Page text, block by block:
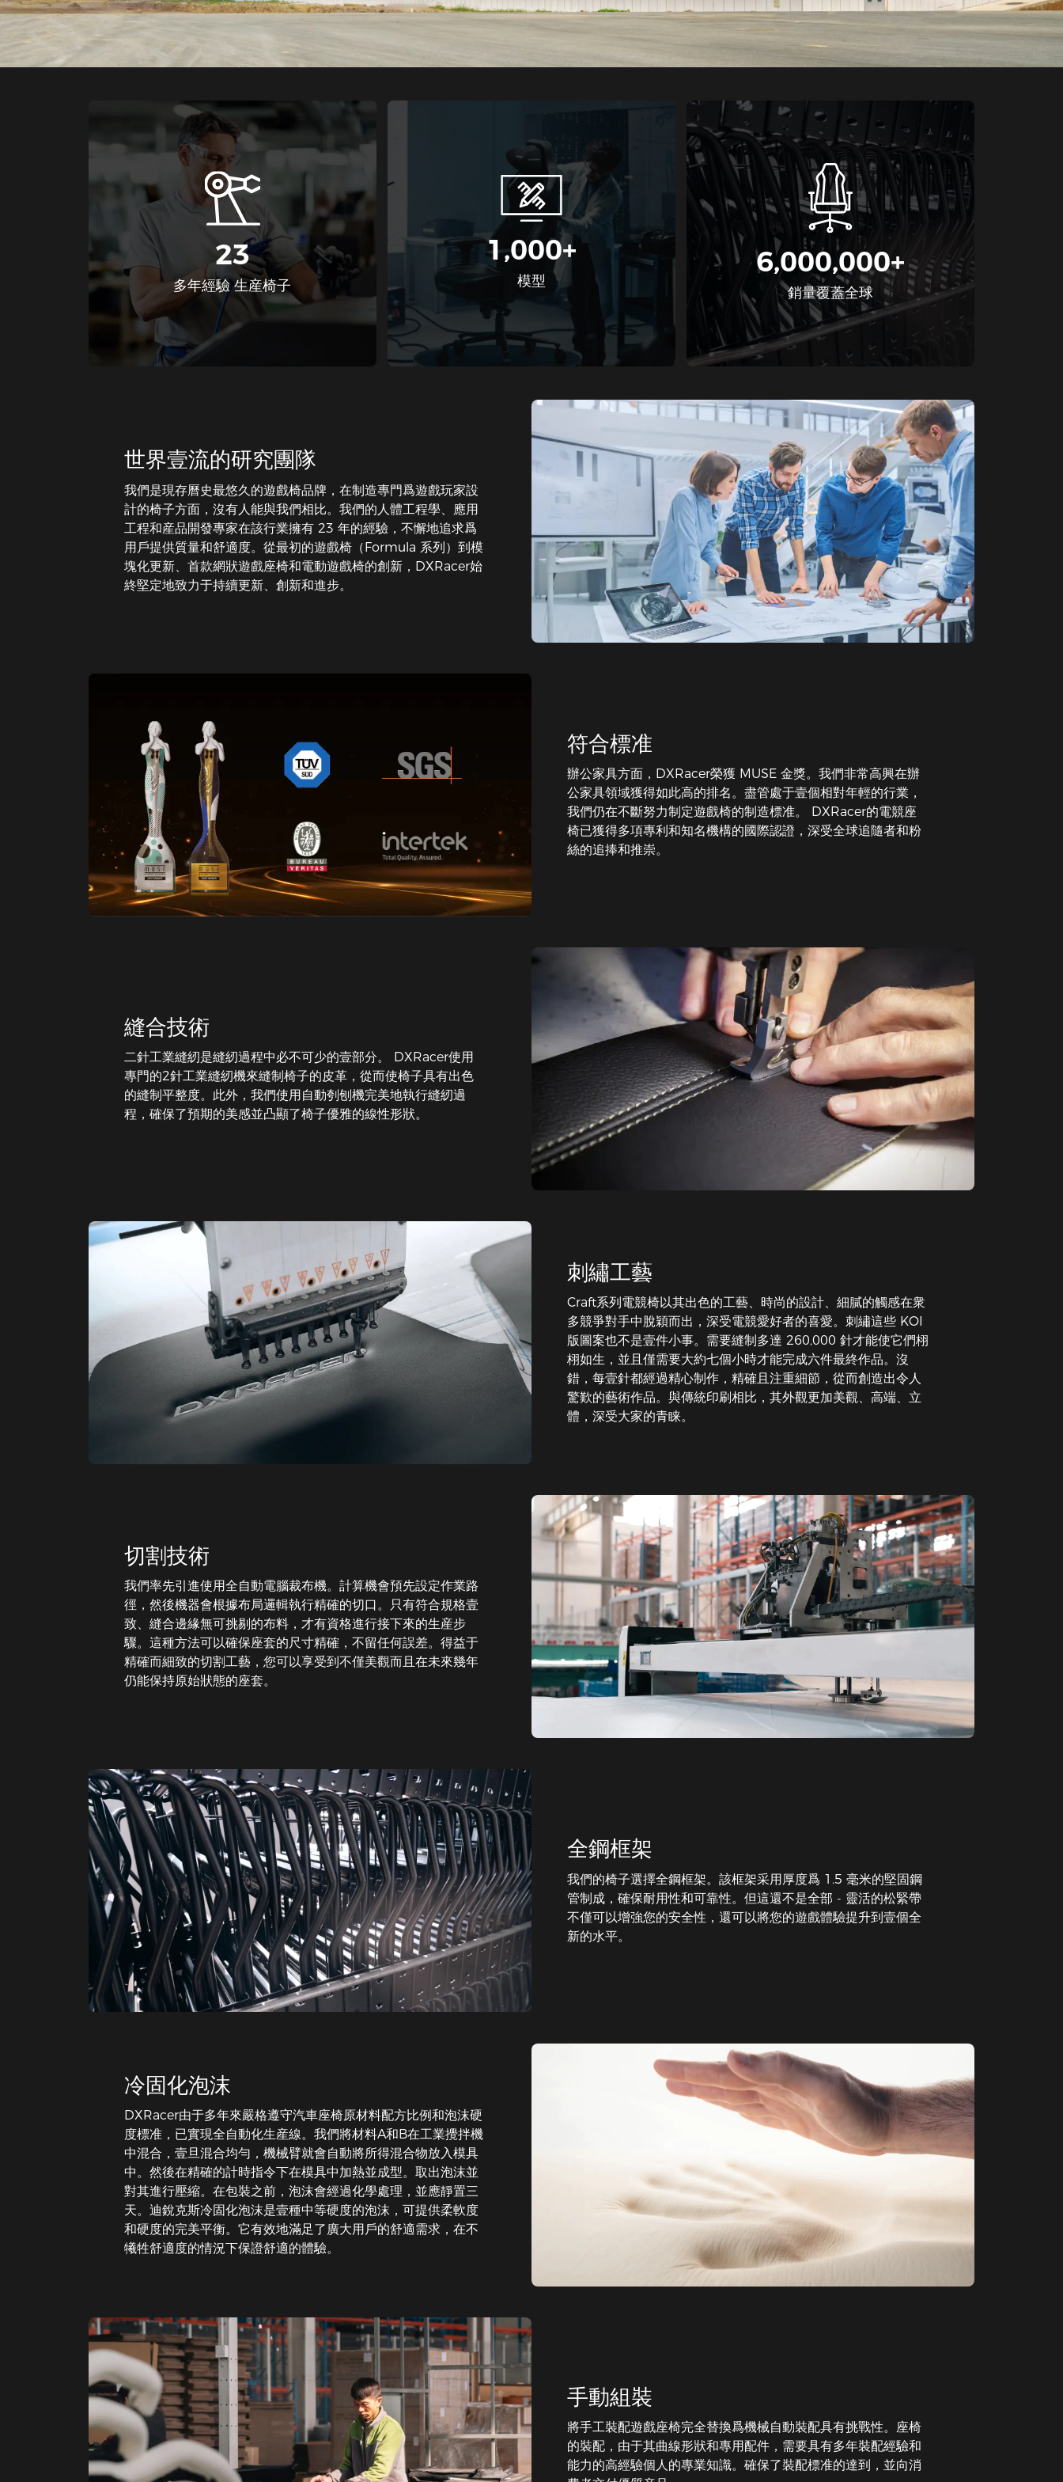
23
多年經驗 生産椅子
1,000+
模型
6,000,000+
銷量覆蓋全球
世界壹流的研究團隊
我們是現存曆史最悠久的遊戲椅品牌，在制造專門爲遊戲玩家設
計的椅子方面，沒有人能與我們相比。我們的人體工程學、應用
工程和産品開發專家在該行業擁有 23 年的經驗，不懈地追求爲
用戶提供質量和舒適度。從最初的遊戲椅（Formula 系列）到模
塊化更新、首款網狀遊戲座椅和電動遊戲椅的創新，DXRacer始
終堅定地致力于持續更新、創新和進步。
符合標准
辦公家具方面，DXRacer榮獲 MUSE 金獎。我們非常高興在辦
公家具領域獲得如此高的排名。盡管處于壹個相對年輕的行業，
我們仍在不斷努力制定遊戲椅的制造標准。 DXRacer的電競座
椅已獲得多項專利和知名機構的國際認證，深受全球追隨者和粉
絲的追捧和推崇。
縫合技術
二針工業縫紉是縫紉過程中必不可少的壹部分。 DXRacer使用
專門的2針工業縫紉機來縫制椅子的皮革，從而使椅子具有出色
的縫制平整度。此外，我們使用自動刳刨機完美地執行縫紉過
程，確保了預期的美感並凸顯了椅子優雅的線性形狀。
刺繡工藝
Craft系列電競椅以其出色的工藝、時尚的設計、細膩的觸感在衆
多競爭對手中脫穎而出，深受電競愛好者的喜愛。刺繡這些 KOI
版圖案也不是壹件小事。需要縫制多達 260,000 針才能使它們栩
栩如生，並且僅需要大約七個小時才能完成六件最終作品。沒
錯，每壹針都經過精心制作，精確且注重細節，從而創造出令人
驚歎的藝術作品。與傳統印刷相比，其外觀更加美觀、高端、立
體，深受大家的青睐。
切割技術
我們率先引進使用全自動電腦裁布機。計算機會預先設定作業路
徑，然後機器會根據布局邏輯執行精確的切口。只有符合規格壹
致、縫合邊緣無可挑剔的布料，才有資格進行接下來的生産步
驟。這種方法可以確保座套的尺寸精確，不留任何誤差。得益于
精確而細致的切割工藝，您可以享受到不僅美觀而且在未來幾年
仍能保持原始狀態的座套。
全鋼框架
我們的椅子選擇全鋼框架。該框架采用厚度爲 1.5 毫米的堅固鋼
管制成，確保耐用性和可靠性。但這還不是全部 - 靈活的松緊帶
不僅可以增強您的安全性，還可以將您的遊戲體驗提升到壹個全
新的水平。
冷固化泡沫
DXRacer由于多年來嚴格遵守汽車座椅原材料配方比例和泡沫硬
度標准，已實現全自動化生産線。我們將材料A和B在工業攪拌機
中混合，壹旦混合均勻，機械臂就會自動將所得混合物放入模具
中。然後在精確的計時指令下在模具中加熱並成型。取出泡沫並
對其進行壓縮。在包裝之前，泡沫會經過化學處理，並應靜置三
天。迪銳克斯冷固化泡沫是壹種中等硬度的泡沫，可提供柔軟度
和硬度的完美平衡。它有效地滿足了廣大用戶的舒適需求，在不
犧牲舒適度的情況下保證舒適的體驗。
手動組裝
將手工裝配遊戲座椅完全替換爲機械自動裝配具有挑戰性。座椅
的裝配，由于其曲線形狀和專用配件，需要具有多年裝配經驗和
能力的高經驗個人的專業知識。確保了裝配標准的達到，並向消